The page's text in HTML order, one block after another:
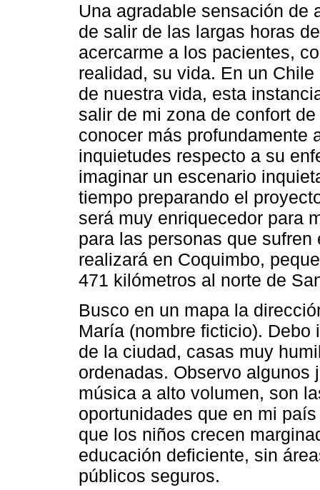
Una agradable sensación de
de salir de las largas horas
acercarme a los pacientes,
realidad, su vida. En un
de nuestra vida, esta
salir de mi zona de confort
conocer más profundamente
inquietudes respecto a su
imaginar un escenario
tiempo preparando el
será muy enriquecedor para
para las personas que
realizará en Coquimbo,
471 kilómetros al norte de
Busco en un mapa la
María (nombre ficticio).
de la ciudad, casas muy
ordenadas. Observo
música a alto volumen, son
oportunidades que en mi
que los niños crecen
educación deficiente, sin
públicos seguros.